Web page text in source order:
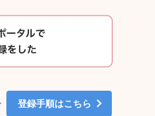
登録手順はこちら